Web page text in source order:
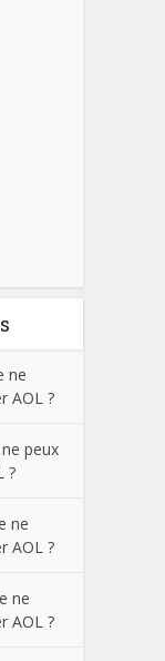
ne
AOL ?
peux
?
ne
AOL ?
ne
AOL ?